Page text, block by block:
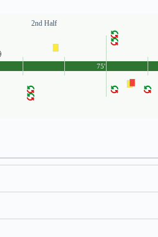
2nd Half
75'